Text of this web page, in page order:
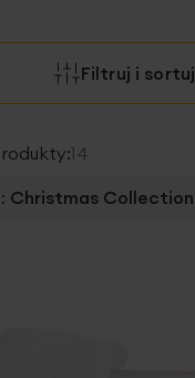
Filtruj i sortuj
14
Christmas Collection